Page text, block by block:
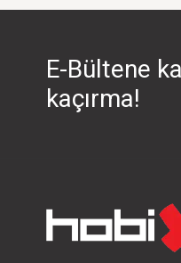
E-Bültene
kaçırma!